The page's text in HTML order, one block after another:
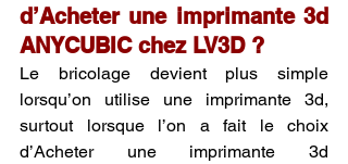
d’Acheter une imprimante 3d
ANYCUBIC chez LV3D ?
Le bricolage devient plus simple
lorsqu’on utilise une imprimante 3d,
surtout lorsque l’on a fait le choix
d’Acheter une imprimante 3d